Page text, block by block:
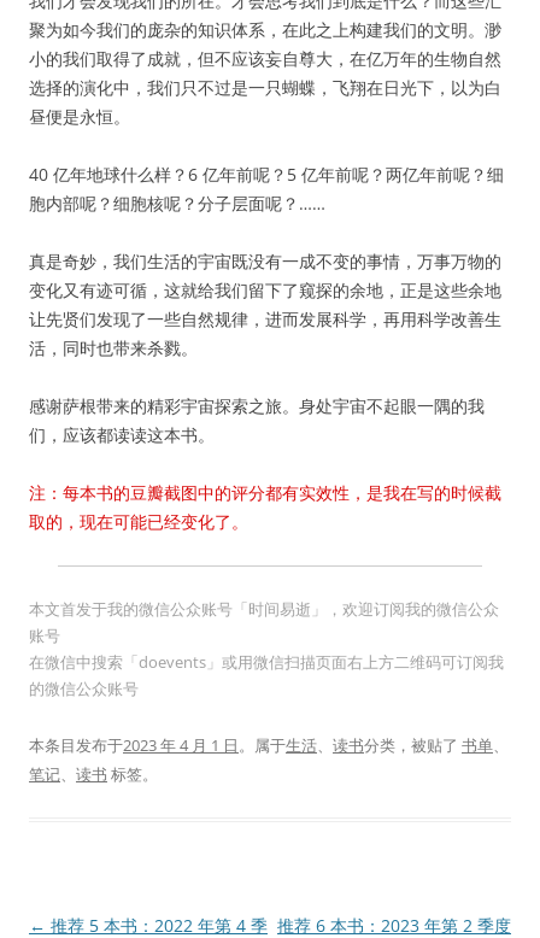
聚为如今我们的庞杂的知识体系，在此之上构建我们的文明。渺
小的我们取得了成就，但不应该妄自尊大，在亿万年的生物自然
选择的演化中，我们只不过是一只蝴蝶，飞翔在日光下，以为白
昼便是永恒。
40 亿年地球什么样？6 亿年前呢？5 亿年前呢？两亿年前呢？细
胞内部呢？细胞核呢？分子层面呢？……
真是奇妙，我们生活的宇宙既没有一成不变的事情，万事万物的
变化又有迹可循，这就给我们留下了窥探的余地，正是这些余地
让先贤们发现了一些自然规律，进而发展科学，再用科学改善生
活，同时也带来杀戮。
感谢萨根带来的精彩宇宙探索之旅。身处宇宙不起眼一隅的我
们，应该都读读这本书。
注：每本书的豆瓣截图中的评分都有实效性，是我在写的时候截
取的，现在可能已经变化了。
本文首发于我的微信公众账号「时间易逝」，欢迎订阅我的微信公众
账号
在微信中搜索「doevents」或用微信扫描页面右上方二维码可订阅我
的微信公众账号
本条目发布于2023 年 4 月 1 日。属于生活、 读书分类，被贴了 书单、
笔记、 读书 标签。
文
← 推荐 5 本书：2022 年第 4 季 推荐 6 本书：2023 年第 2 季度